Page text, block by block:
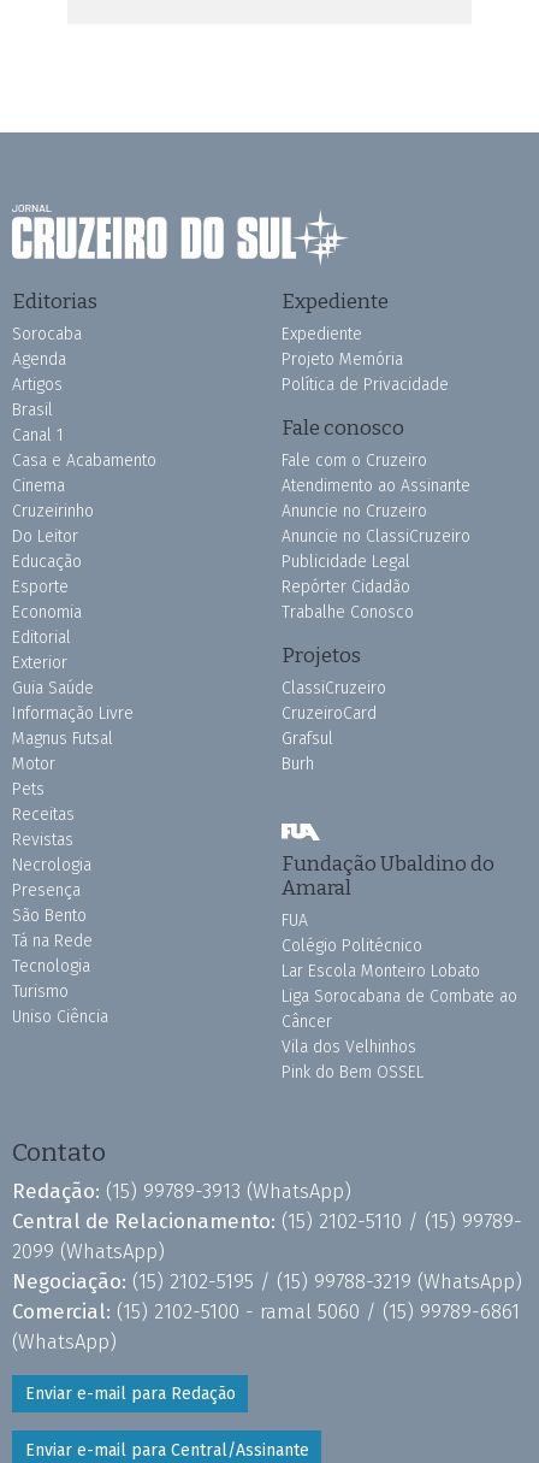
Editorias
Sorocaba
Agenda
Artigos
Brasil
Canal 1
Casa e Acabamento
Cinema
Cruzeirinho
Do Leitor
Educação
Esporte
Economia
Editorial
Exterior
Guia Saúde
Informação Livre
Magnus Futsal
Motor
Pets
Receitas
Revistas
Necrologia
Presença
São Bento
Tá na Rede
Tecnologia
Turismo
Uniso Ciência
Expediente
Expediente
Projeto Memória
Política de Privacidade
Fale conosco
Fale com o Cruzeiro
Atendimento ao Assinante
Anuncie no Cruzeiro
Anuncie no ClassiCruzeiro
Publicidade Legal
Repórter Cidadão
Trabalhe Conosco
Projetos
ClassiCruzeiro
CruzeiroCard
Grafsul
Burh
Fundação Ubaldino do
Amaral
FUA
Colégio Politécnico
Lar Escola Monteiro Lobato
Liga Sorocabana de Combate ao
Câncer
Vila dos Velhinhos
Pink do Bem OSSEL
Contato
Redação: (15) 99789-3913 (WhatsApp)
Central de Relacionamento: (15) 2102-5110 / (15) 99789-
2099 (WhatsApp)
Negociação: (15) 2102-5195 / (15) 99788-3219 (WhatsApp)
Comercial: (15) 2102-5100 - ramal 5060 / (15) 99789-6861
(WhatsApp)
Enviar e-mail para Redação
Enviar e-mail para Central/Assinante